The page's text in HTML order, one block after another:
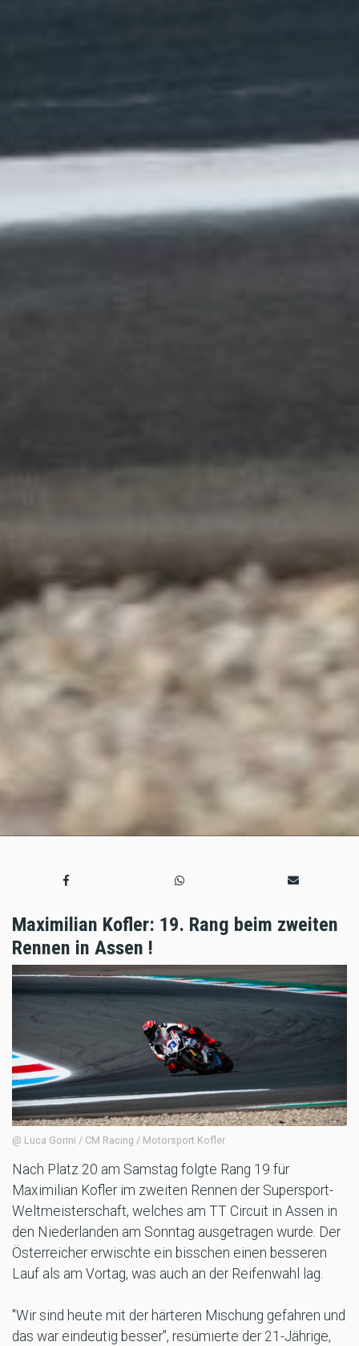
Maximilian Kofler: 19. Rang beim zweiten
Rennen in Assen !
@ Luca Gorini / CM Racing / Motorsport Kofler
Nach Platz 20 am Samstag folgte Rang 19 für
Maximilian Kofler im zweiten Rennen der Supersport-
Weltmeisterschaft, welches am TT Circuit in Assen in
den Niederlanden am Sonntag ausgetragen wurde. Der
Österreicher erwischte ein bisschen einen besseren
Lauf als am Vortag, was auch an der Reifenwahl lag.
"Wir sind heute mit der härteren Mischung gefahren und
das war eindeutig besser", resümierte der 21-Jährige,